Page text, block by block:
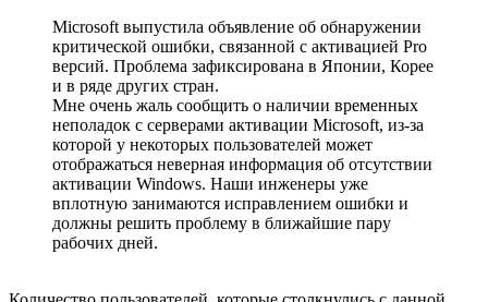
Microsoft выпустила объявление об обнаружении
критической ошибки, связанной с активацией Pro
версий. Проблема зафиксирована в Японии, Корее
и в ряде других стран.
Мне очень жаль сообщить о наличии временных
неполадок с серверами активации Microsoft, из-за
которой у некоторых пользователей может
отображаться неверная информация об отсутствии
активации Windows. Наши инженеры уже
вплотную занимаются исправлением ошибки и
должны решить проблему в ближайшие пару
рабочих дней.